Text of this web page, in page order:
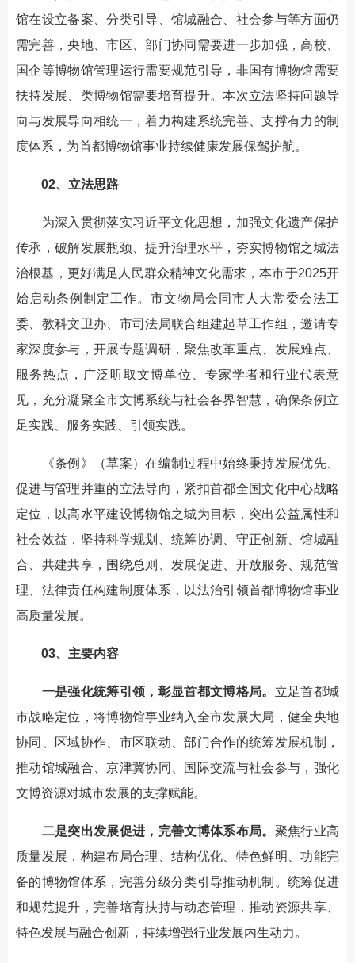
馆在设立备案、分类引导、馆城融合、社会参与等方面仍
需完善，央地、市区、部门协同需要进一步加强，高校、
国企等博物馆管理运行需要规范引导，非国有博物馆需要
扶持发展、类博物馆需要培育提升。本次立法坚持问题导
向与发展导向相统一，着力构建系统完善、支撑有力的制
度体系，为首都博物馆事业持续健康发展保驾护航。
02、立法思路
为深入贯彻落实习近平文化思想，加强文化遗产保护
传承，破解发展瓶颈、提升治理水平，夯实博物馆之城法
治根基，更好满足人民群众精神文化需求，本市于2025开
始启动条例制定工作。市文物局会同市人大常委会法工
委、教科文卫办、市司法局联合组建起草工作组，邀请专
家深度参与，开展专题调研，聚焦改革重点、发展难点、
服务热点，广泛听取文博单位、专家学者和行业代表意
见，充分凝聚全市文博系统与社会各界智慧，确保条例立
足实践、服务实践、引领实践。
《条例》（草案）在编制过程中始终秉持发展优先、
促进与管理并重的立法导向，紧扣首都全国文化中心战略
定位，以高水平建设博物馆之城为目标，突出公益属性和
社会效益，坚持科学规划、统筹协调、守正创新、馆城融
合、共建共享，围绕总则、发展促进、开放服务、规范管
理、法律责任构建制度体系，以法治引领首都博物馆事业
高质量发展。
03、主要内容
一是强化统筹引领，彰显首都文博格局。 立足首都城
市战略定位，将博物馆事业纳入全市发展大局，健全央地
协同、区域协作、市区联动、部门合作的统筹发展机制，
推动馆城融合、京津冀协同、国际交流与社会参与，强化
文博资源对城市发展的支撑赋能。
二是突出发展促进，完善文博体系布局。 聚焦行业高
质量发展，构建布局合理、结构优化、特色鲜明、功能完
备的博物馆体系，完善分级分类引导推动机制。统筹促进
和规范提升，完善培育扶持与动态管理，推动资源共享、
特色发展与融合创新，持续增强行业发展内生动力。